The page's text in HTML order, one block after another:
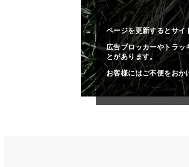
ページを更新するとサイ
広告ブロッカーやトラッ
とがあります。
お客様にはご不便をおか